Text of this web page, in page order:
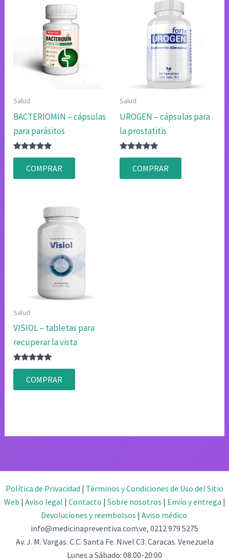
Salud
BACTERIOMIN – cápsulas
para parásitos
Valorado
4.80
de 5
COMPRAR
Salud
UROGEN – cápsulas para
la prostatitis
Valorado
4.80
de 5
COMPRAR
Salud
VISIOL – tabletas para
recuperar la vista
Valorado
4.75
de 5
COMPRAR
Política de Privacidad | Términos y Condiciones de Uso del Sitio
Web | Aviso legal | Contacto | Sobre nosotros | Envío y entrega |
Devoluciones y reembolsos | Aviso médico
info@medicinapreventiva.com.ve, 0212 979 5275
Av. J. M. Vargas. C.C. Santa Fe. Nivel C3. Caracas. Venezuela
Lunes a Sábado: 08:00-20:00